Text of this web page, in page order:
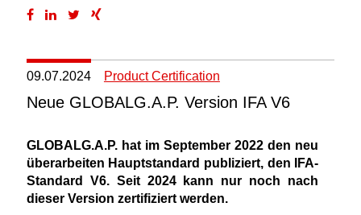
09.07.2024 Product Certification
Neue GLOBALG.A.P. Version IFA V6
GLOBALG.A.P. hat im September 2022 den neu
überarbeiten Hauptstandard publiziert, den IFA-
Standard V6. Seit 2024 kann nur noch nach
dieser Version zertifiziert werden.